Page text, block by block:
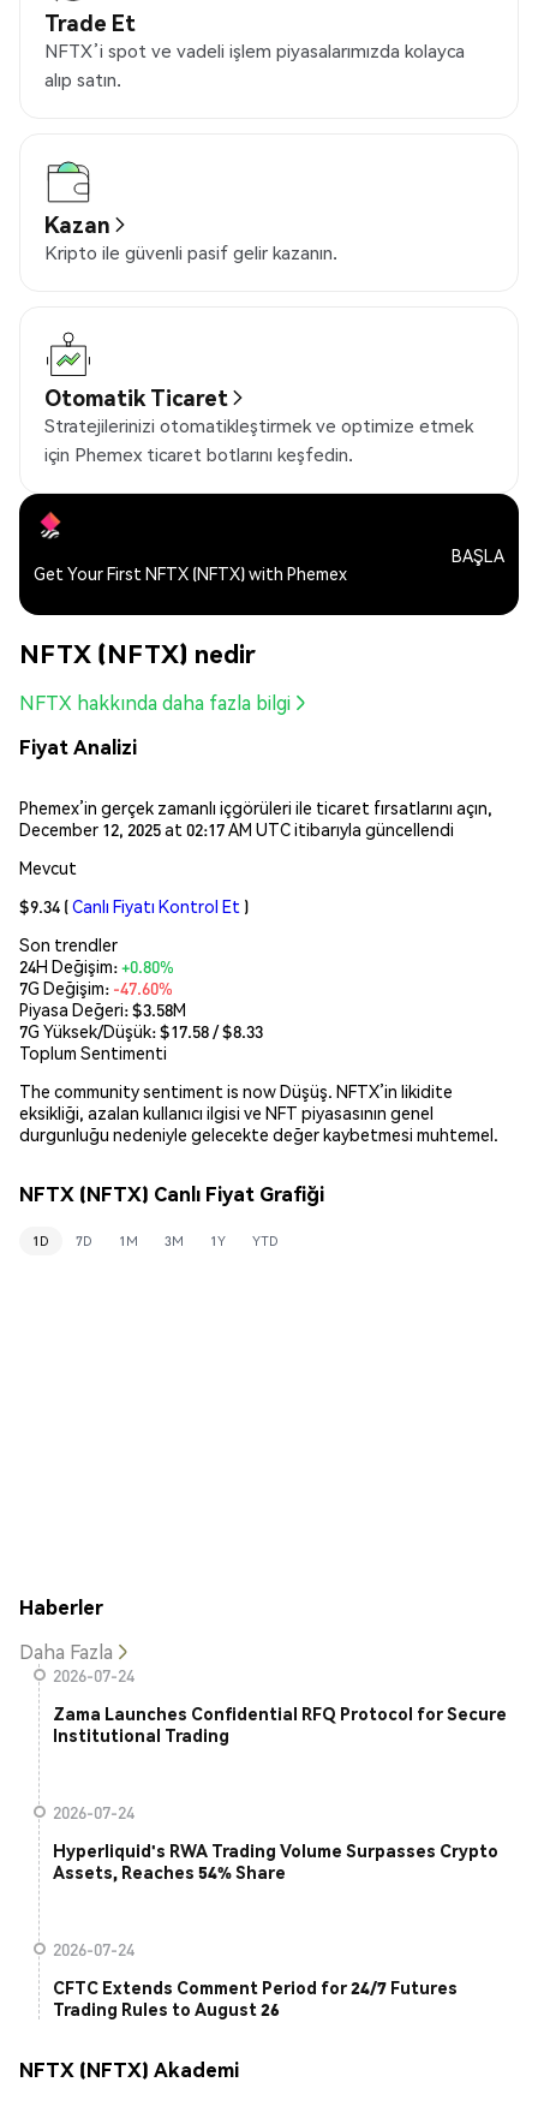
Trade Et
NFTX’i spot ve vadeli işlem piyasalarımızda kolayca
alıp satın.
Kazan
Kripto ile güvenli pasif gelir kazanın.
Otomatik Ticaret
Stratejilerinizi otomatikleştirmek ve optimize etmek
için Phemex ticaret botlarını keşfedin.
Get Your First NFTX (NFTX) with Phemex
BAŞLA
NFTX (NFTX) nedir
NFTX hakkında daha fazla bilgi
Fiyat Analizi
Phemex’in gerçek zamanlı içgörüleri ile ticaret fırsatlarını açın,
December 12, 2025 at 02:17 AM UTC itibarıyla güncellendi
Mevcut
$9.34 (Canlı Fiyatı Kontrol Et )
Son trendler
24H Değişim:+0.80%
7G Değişim: -47.60%
Piyasa Değeri:$3.58M
7G Yüksek/Düşük: $17.58/ $8.33
Toplum Sentimenti
The community sentiment is now Düşüş. NFTX’in likidite
eksikliği, azalan kullanıcı ilgisi ve NFT piyasasının genel
durgunluğu nedeniyle gelecekte değer kaybetmesi muhtemel.
NFTX (NFTX) Canlı Fiyat Grafiği
1D 7D 1M 3M 1Y YTD
Haberler
Daha Fazla
2026-07-24
Zama Launches Confidential RFQ Protocol for Secure
Institutional Trading
2026-07-24
Hyperliquid's RWA Trading Volume Surpasses Crypto
Assets, Reaches 54% Share
2026-07-24
CFTC Extends Comment Period for 24/7 Futures
Trading Rules to August 26
NFTX (NFTX) Akademi